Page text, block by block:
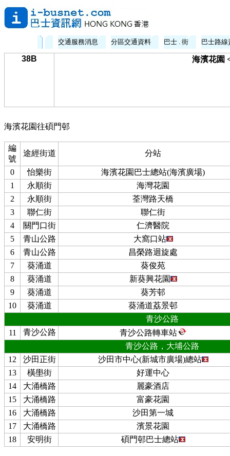
交通服務消息 分區交通資料 巴士 . 街 巴士路線
38B 海濱花園
海濱花園往碩門邨
編
號
途經街道 分站
0 怡樂街
海濱花園巴士總站(海濱廣場)
1
永順街
海灣花園
2
永順街
荃灣路天橋
3
聯仁街
聯仁街
4
關門口街
仁濟醫院
5
青山公路
大窩口站
6
青山公路
昌榮路迴旋處
7
葵涌道
葵俊苑
8
葵涌道
新葵興花園
9
葵涌道
葵芳邨
10
葵涌道
葵涌道荔景邨
青沙公路
11
青沙公路
青沙公路轉車站
青沙公路，大埔公路
12
沙田正街
沙田市中心(新城市廣場)總站
13
橫壆街
好運中心
14
大涌橋路
麗豪酒店
15
大涌橋路
富豪花園
16
大涌橋路
沙田第一城
17
大涌橋路
濱景花園
18
安明街 碩門邨巴士總站